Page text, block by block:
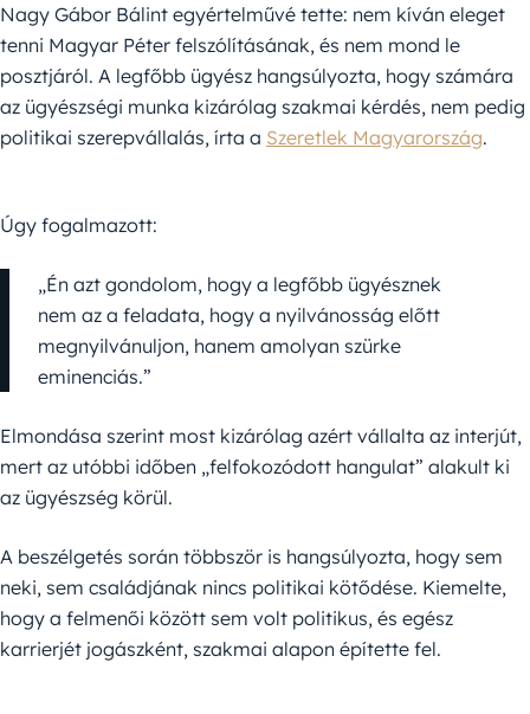
Nagy Gábor Bálint egyértelművé tette: nem kíván eleget
tenni Magyar Péter felszólításának, és nem mond le
posztjáról. A legfőbb ügyész hangsúlyozta, hogy számára
az ügyészségi munka kizárólag szakmai kérdés, nem pedig
politikai szerepvállalás, írta a Szeretlek Magyarország.
Úgy fogalmazott:
„Én azt gondolom, hogy a legfőbb ügyésznek
nem az a feladata, hogy a nyilvánosság előtt
megnyilvánuljon, hanem amolyan szürke
eminenciás.”
Elmondása szerint most kizárólag azért vállalta az interjút,
mert az utóbbi időben „felfokozódott hangulat” alakult ki
az ügyészség körül.
A beszélgetés során többször is hangsúlyozta, hogy sem
neki, sem családjának nincs politikai kötődése. Kiemelte,
hogy a felmenői között sem volt politikus, és egész
karrierjét jogászként, szakmai alapon építette fel.